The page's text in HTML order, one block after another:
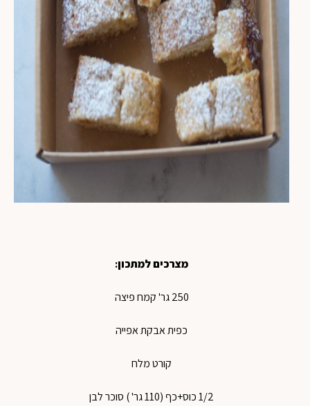
מצרכים למתכון:
250 גר' קמח פיצה
כפית אבקת אפייה
קורט מלח
1/2 כוס+כף (110 גר' ) סוכר לבן